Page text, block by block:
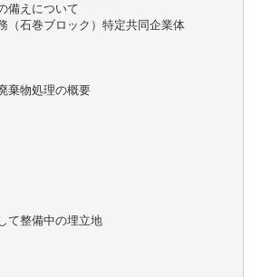
備えについて
（石巻ブロック）特定共同企業体
棄物処理の概要
て整備中の埋立地